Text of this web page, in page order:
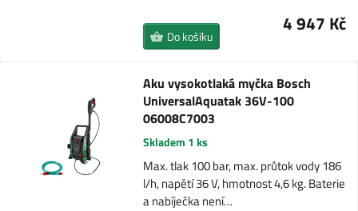
4 947 Kč
Do košíku
Aku vysokotlaká myčka Bosch
UniversalAquatak 36V-100
06008C7003
Skladem 1 ks
Max. tlak 100 bar, max. průtok vody 186
l/h, napětí 36 V, hmotnost 4,6 kg. Baterie
a nabíječka není…